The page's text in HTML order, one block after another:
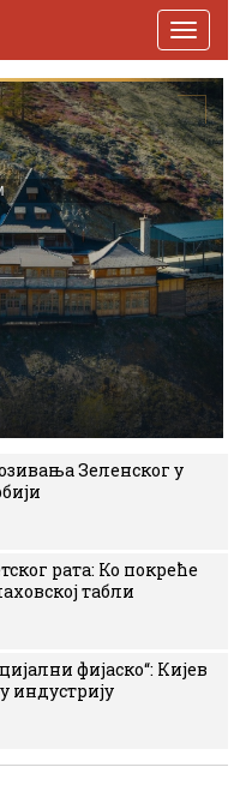
Зеленског у
рата: Ко покреће
табли
фијаско“: Кијев
индустрију